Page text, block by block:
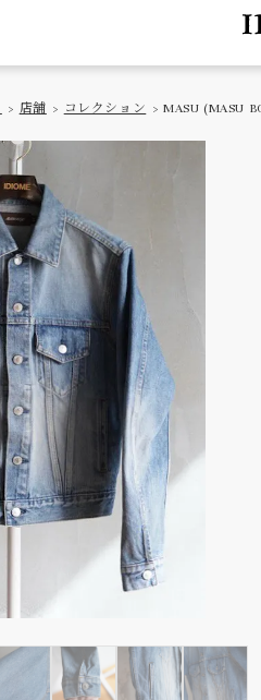
> 店舗 > コレクション > MASU (MASU